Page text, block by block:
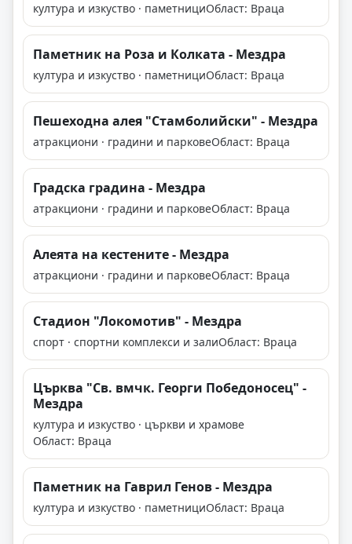
култура и изкуство · паметнициОбласт: Враца
Паметник на Роза и Колката - Мездра
култура и изкуство · паметнициОбласт: Враца
Пешеходна алея "Стамболийски" - Мездра
атракциони · градини и парковеОбласт: Враца
Градска градина - Мездра
атракциони · градини и парковеОбласт: Враца
Алеята на кестените - Мездра
атракциони · градини и парковеОбласт: Враца
Стадион "Локомотив" - Мездра
спорт · спортни комплекси и залиОбласт: Враца
Църква "Св. вмчк. Георги Победоносец" -
Мездра
култура и изкуство · църкви и храмове
Област: Враца
Паметник на Гаврил Генов - Мездра
култура и изкуство · паметнициОбласт: Враца